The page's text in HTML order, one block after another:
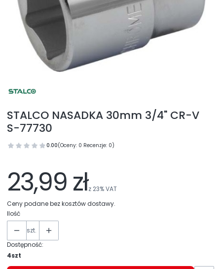
STALCO NASADKA 30mm 3/4" CR-V
S-77730
0.00(Oceny: 0 Recenzje: 0)
23,99 złz 23%VAT
Ceny podane bez kosztów dostawy.
Ilość
szt.
Dostępność:
4szt